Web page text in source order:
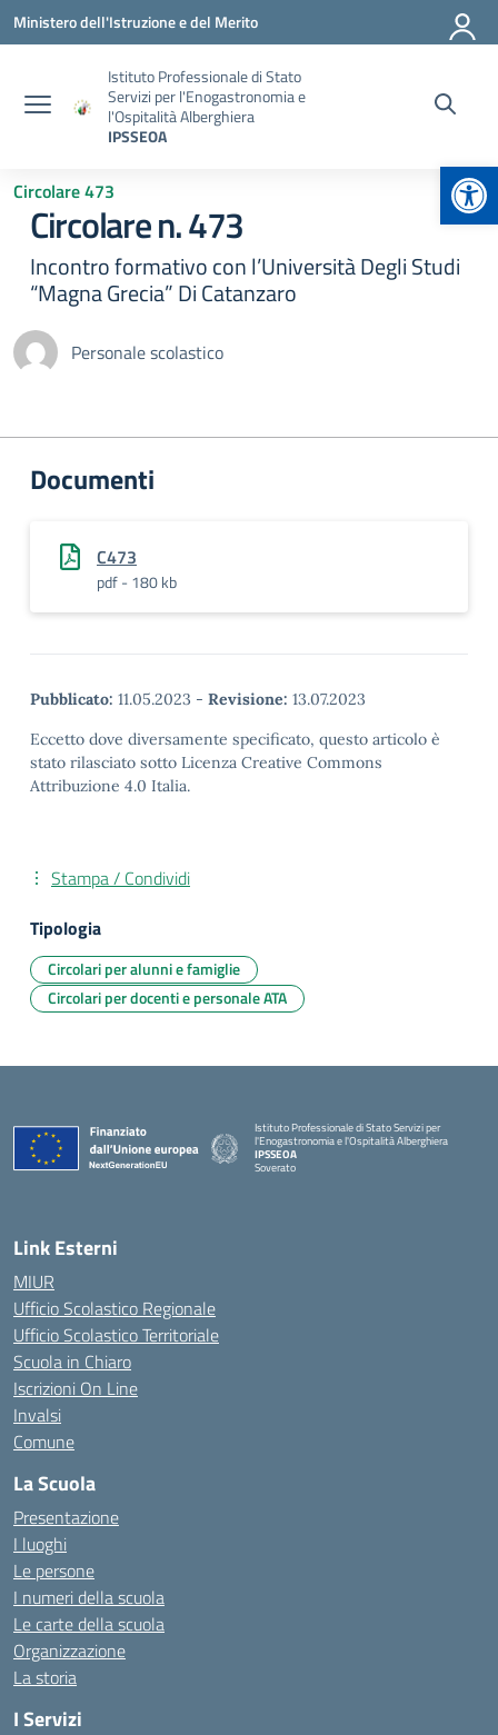
Vai ai contenuti
Vai al menu di navigazione
Vai al footer
Ministero dell'Istruzione e del Merito
Istituto Professionale di Stato
Servizi per l'Enogastronomia e
l'Ospitalità Alberghiera
IPSSEOA
Circolare 473
Circolare n. 473
Incontro formativo con l’Università Degli Studi
“Magna Grecia” Di Catanzaro
Personale scolastico
Documenti
C473
pdf - 180 kb
Pubblicato: 11.05.2023 - Revisione: 13.07.2023
Eccetto dove diversamente specificato, questo articolo è
stato rilasciato sotto Licenza Creative Commons
Attribuzione 4.0 Italia.
Stampa / Condividi
Tipologia
Circolari per alunni e famiglie
Circolari per docenti e personale ATA
Istituto Professionale di Stato Servizi per
l'Enogastronomia e l'Ospitalità Alberghiera
IPSSEOA
Soverato
Link Esterni
MIUR
Ufficio Scolastico Regionale
Ufficio Scolastico Territoriale
Scuola in Chiaro
Iscrizioni On Line
Invalsi
Comune
La Scuola
Presentazione
I luoghi
Le persone
I numeri della scuola
Le carte della scuola
Organizzazione
La storia
I Servizi